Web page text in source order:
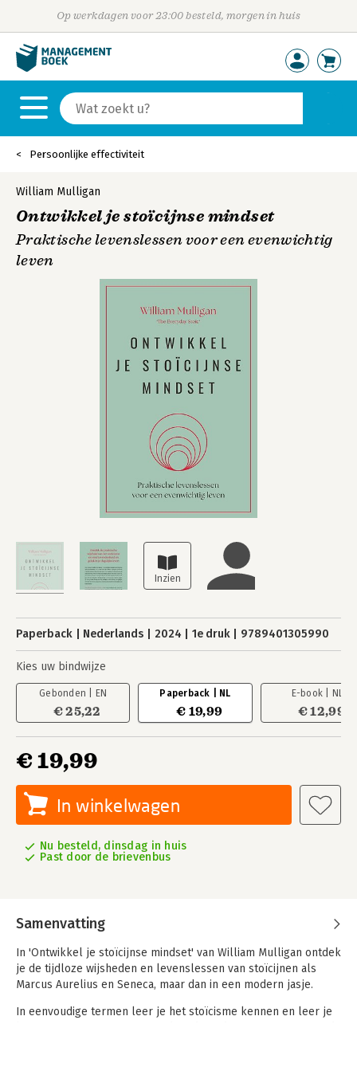
Op werkdagen voor 23:00 besteld, morgen in huis
Persoonlijke effectiviteit
William Mulligan
Ontwikkel je stoïcijnse mindset
Praktische levenslessen voor een evenwichtig
leven
Paperback Nederlands 2024 1e druk 9789401305990
Kies uw bindwijze
Gebonden | EN
€ 25,22
Paperback | NL
€ 19,99
E-book | NL
€ 12,99
€ 19,99
In winkelwagen
Nu besteld, dinsdag in huis
Past door de brievenbus
Samenvatting
In 'Ontwikkel je stoïcijnse mindset' van William Mulligan ontdek
je de tijdloze wijsheden en levenslessen van stoïcijnen als
Marcus Aurelius en Seneca, maar dan in een modern jasje.
In eenvoudige termen leer je het stoïcisme kennen en leer je